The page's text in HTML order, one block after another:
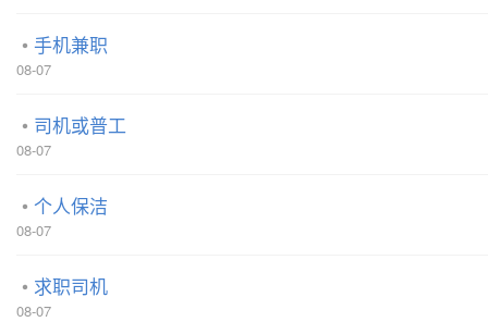
手机兼职
08-07
司机或普工
08-07
个人保洁
08-07
求职司机
08-07